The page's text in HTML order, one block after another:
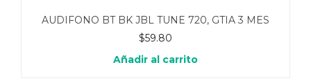
AUDIFONO BT BK JBL TUNE 720, GTIA 3 MES
$59.80
Añadir al carrito